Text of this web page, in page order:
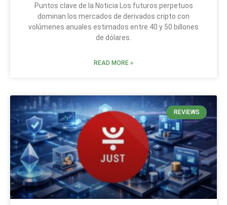
Puntos clave de la Noticia Los futuros perpetuos
dominan los mercados de derivados cripto con
volúmenes anuales estimados entre 40 y 50 billones
de dólares.
READ MORE »
REVIEWS